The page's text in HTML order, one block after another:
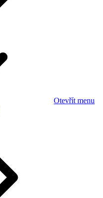
Otevřít menu